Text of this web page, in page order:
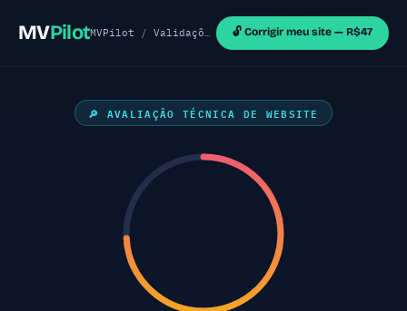
MVPilotMVPilot /Validações de MVP /Sites React/
🔓 Corrigir meu site — R$47
🔎 AVALIAÇÃO TÉCNICA DE WEBSITE